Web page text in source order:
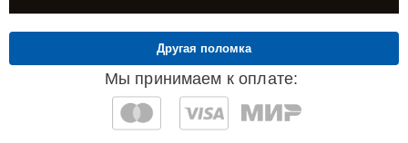
Мы принимаем к оплате:
Другая поломка